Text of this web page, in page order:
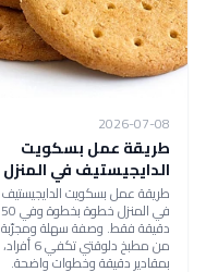
2026-07-08
طريقة عمل بسكويت
الدايجيستيف في المنزل
طريقة عمل بسكويت الدايجيستيف
في المنزل خطوة بخطوة وفي 50
دقيقة فقط. وصفة سهلة ومجرّبة
من مطبخ دلوقتي تكفي 6 أفراد،
بمقادير دقيقة وخطوات واضحة.